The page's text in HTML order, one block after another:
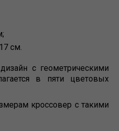
см.
с геометрическими
в пяти цветовых
кроссовер с такими